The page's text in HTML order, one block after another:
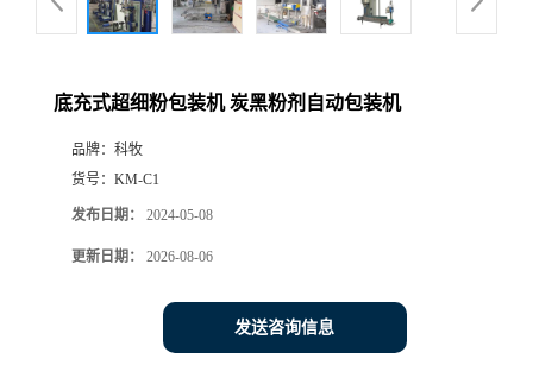
底充式超细粉包装机 炭黑粉剂自动包装机
品牌： 科牧
货号： KM-C1
发布日期： 2024-05-08
更新日期： 2026-08-06
发送咨询信息